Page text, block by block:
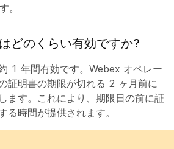
。
どのくらい有効ですか?
1 年間有効です。Webex オペレー
証明書の期限が切れる 2 ヶ月前に
ます。これにより、期限日の前に証
る時間が提供されます。